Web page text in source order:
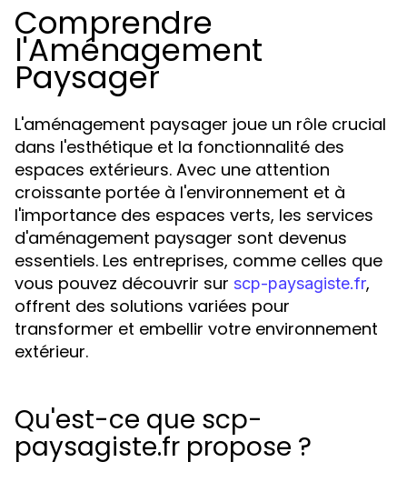
Comprendre
l'Aménagement
Paysager
L'aménagement paysager joue un rôle crucial
dans l'esthétique et la fonctionnalité des
espaces extérieurs. Avec une attention
croissante portée à l'environnement et à
l'importance des espaces verts, les services
d'aménagement paysager sont devenus
essentiels. Les entreprises, comme celles que
vous pouvez découvrir sur scp-paysagiste.fr,
offrent des solutions variées pour
transformer et embellir votre environnement
extérieur.
Qu'est-ce que scp-
paysagiste.fr propose ?